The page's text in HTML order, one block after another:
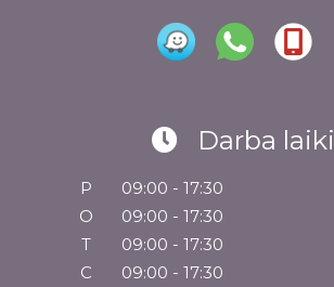
Darba laiki
P
09:00 - 17:30
O
09:00 - 17:30
T
09:00 - 17:30
C
09:00 - 17:30